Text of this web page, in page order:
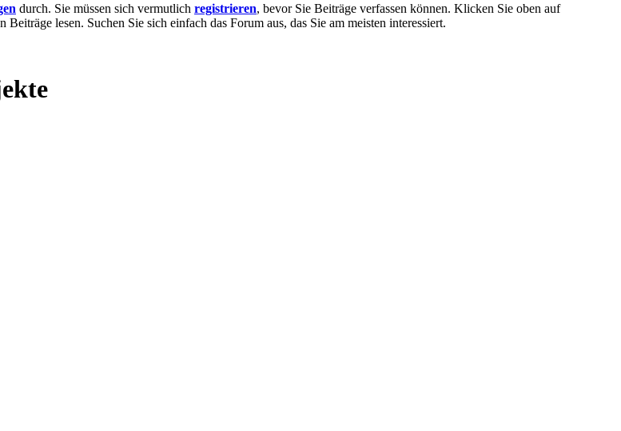
durch. Sie müssen sich vermutlich registrieren, bevor Sie Beiträge verfassen können. Klicken Sie oben auf
lesen. Suchen Sie sich einfach das Forum aus, das Sie am meisten interessiert.